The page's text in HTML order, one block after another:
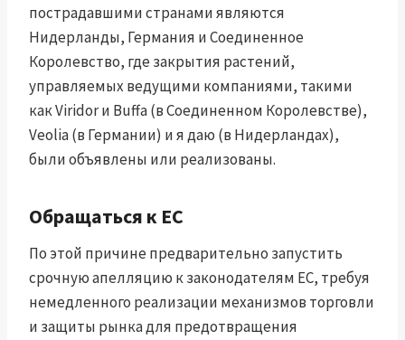
пострадавшими странами являются
Нидерланды, Германия и Соединенное
Королевство, где закрытия растений,
управляемых ведущими компаниями, такими
как Viridor и Buffa (в Соединенном Королевстве),
Veolia (в Германии) и я даю (в Нидерландах),
были объявлены или реализованы.
Обращаться к ЕС
По этой причине предварительно запустить
срочную апелляцию к законодателям ЕС, требуя
немедленного реализации механизмов торговли
и защиты рынка для предотвращения